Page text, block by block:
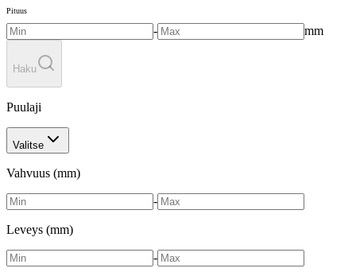
Pituus
- mm
Haku
Puulaji
Valitse
Vahvuus (mm)
-
Leveys (mm)
-